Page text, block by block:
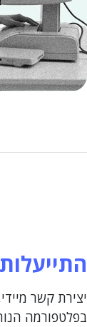
יצירת קשר
בפלטפורמה